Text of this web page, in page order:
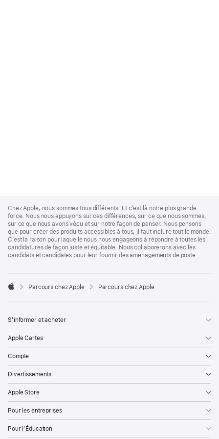
Footer
Chez Apple, nous sommes tous différents. Et c’est là notre plus grande
force. Nous nous appuyons sur ces différences, sur ce que nous sommes,
sur ce que nous avons vécu et sur notre façon de penser. Nous pensons
que pour créer des produits accessibles à tous, il faut inclure tout le monde.
C’est la raison pour laquelle nous nous engageons à répondre à toutes les
candidatures de façon juste et équitable. Nous collaborerons avec les
candidats et candidates pour leur fournir des aménagements de poste.

Parcours chez Apple Parcours chez Apple
S’informer et acheter
Apple Cartes
Compte
Divertissements
Apple Store
Pour les entreprises
Pour l’Éducation